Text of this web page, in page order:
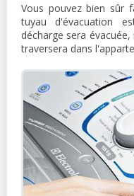
Vous pouvez bien sûr
tuyau d'évacuation
décharge sera
traversera dans